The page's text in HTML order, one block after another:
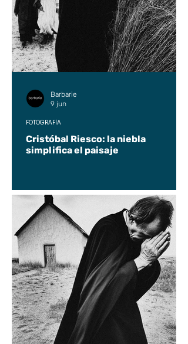
Cristóbal Riesco: la niebla
simplifica el paisaje
FOTOGRAFÍA
Barbarie
9 jun